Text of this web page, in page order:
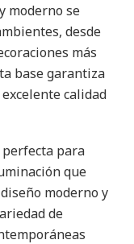
moderno se
desde
más
base garantiza
calidad
perfecta para
que
moderno y
de